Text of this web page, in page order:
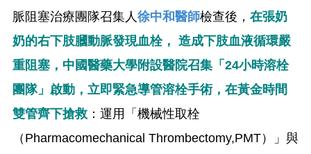
脈阻塞治療團隊召集人 徐中和醫師檢查後， 在張奶
奶的右下肢膕動脈發現血栓， 造成下肢血液循環嚴
重阻塞，中國醫藥大學附設醫院召集「24小時溶栓
團隊」啟動，立即緊急導管溶栓手術，在黃金時間
雙管齊下搶救 ：運用「機械性取栓
（Pharmacomechanical Thrombectomy,PMT）」與